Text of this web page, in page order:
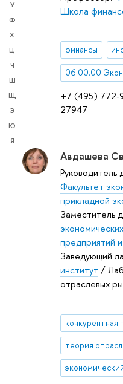
У
Ф
Х
Ц
Ч
Ш
Щ
Э
Ю
Я
+7 (495) 772-
27947
Школа
финансы
Авдашева
Факультет
прикладной
Заместитель
предприятий
Заведующий
институт /
отраслевых
конкурентная